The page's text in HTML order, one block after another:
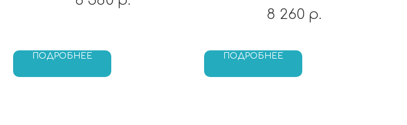
ПОДРОБНЕЕ
8 260 р.
ПОДРОБНЕЕ